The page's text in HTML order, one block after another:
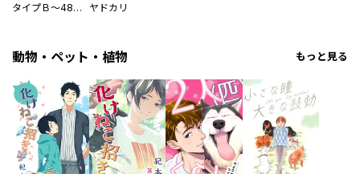
タイプＢ～48時間後、致死率100％～【単話】 ヤドカリ
動物・ペット・植物 もっと見る